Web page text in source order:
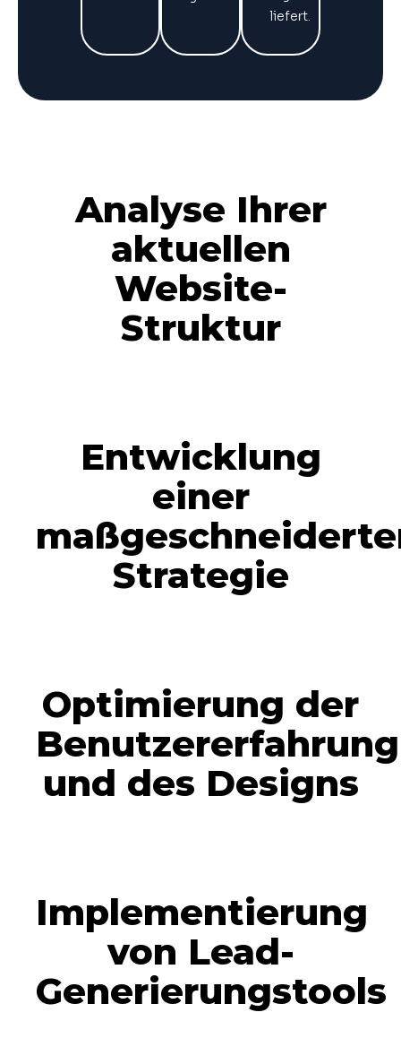
liefert.
Analyse Ihrer
aktuellen
Website-
Struktur
Entwicklung
einer
Strategie
Optimierung der
Benutzererfahrung
und des Designs
Implementierung
von Lead-
Generierungstools